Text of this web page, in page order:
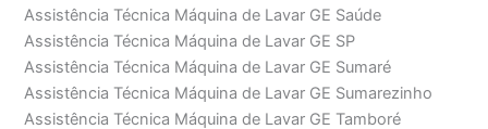
Assistência Técnica Máquina de Lavar GE Saúde
Assistência Técnica Máquina de Lavar GE SP
Assistência Técnica Máquina de Lavar GE Sumaré
Assistência Técnica Máquina de Lavar GE Sumarezinho
Assistência Técnica Máquina de Lavar GE Tamboré